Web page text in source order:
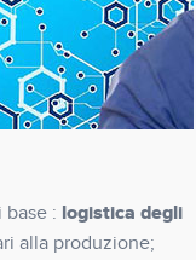
base : logistica degli
alla produzione;